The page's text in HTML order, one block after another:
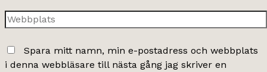
Webbplats
Spara mitt namn, min e-postadress och webbplats
i denna webbläsare till nästa gång jag skriver en